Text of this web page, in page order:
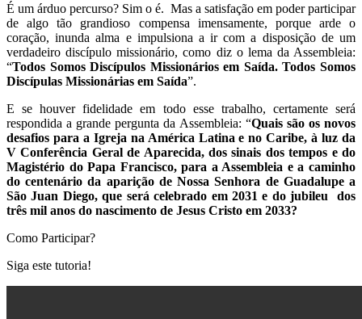
É um árduo percurso? Sim o é. Mas a satisfação em poder participar
de algo tão grandioso compensa imensamente, porque arde o
coração, inunda alma e impulsiona a ir com a disposição de um
verdadeiro discípulo missionário, como diz o lema da Assembleia:
“Todos Somos Discípulos Missionários em Saída. Todos Somos
Discípulas Missionárias em Saída”.
E se houver fidelidade em todo esse trabalho, certamente será
respondida a grande pergunta da Assembleia: “Quais são os novos
desafios para a Igreja na América Latina e no Caribe, à luz da
V Conferência Geral de Aparecida, dos sinais dos tempos e do
Magistério do Papa Francisco, para a Assembleia e a caminho
do centenário da aparição de Nossa Senhora de Guadalupe a
São Juan Diego, que será celebrado em 2031 e do jubileu dos
três mil anos do nascimento de Jesus Cristo em 2033?
Como Participar?
Siga este tutoria!